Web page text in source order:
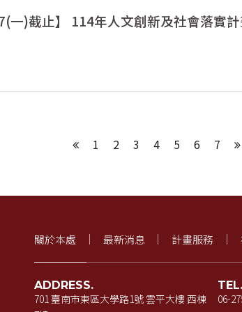
)截止】 114年人文創新及社會落實
上一頁
1 2 3 4 5 6 7
關於本處 最新消息 計畫服務
ADDRESS.
701 臺南市東區大學路1號 雲平大樓 西棟
TEL.
06-